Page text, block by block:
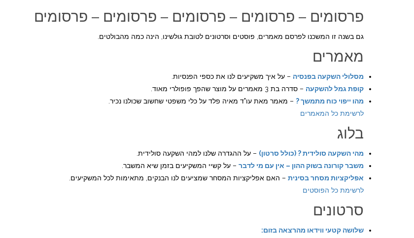
פרסומים – פרסומים – פרסומים – פרסומים – פרסומים
גם בשנה זו המשכנו לפרסם מאמרים, פוסטים וסרטונים לטובת גולשינו, הינה כמה מהבולטים.
מאמרים
מסלולי השקעה בפנסיה – על איך משקיעים לנו את כספי הפנסיות.
קופת גמל להשקעה – סדרה בת 3 מאמרים על מוצר שהפך פופולרי מאוד.
מהו ייפוי כוח מתמשך ? – מאמר מאת עו"ד מאיה פלד על כלי משפטי שחשוב שכולנו נכיר.
לרשימת כל המאמרים
בלוג
מהי השקעה סולידית ? (כולל סרטון) – על ההגדרה שלנו למהי השקעה סולידית.
משבר קורונה בשוק ההון – אין עם מי לדבר – על קשיי המשקיעים בזמן שיא המשבר.
אפליקציות מסחר בסינית – האם אפליקציות המסחר שמציעים לנו הבנקים, מתאימות לכל המשקיעים.
לרשימת כל הפוסטים
סרטונים
שלושה קטעי ווידאו מהרצאה בזום: